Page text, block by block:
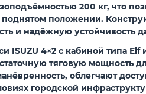
200 кг, что
положении.
и надёжную устойчивость
ISUZU 4×2 с кабиной типа
тяговую мощность
облегчают
городской